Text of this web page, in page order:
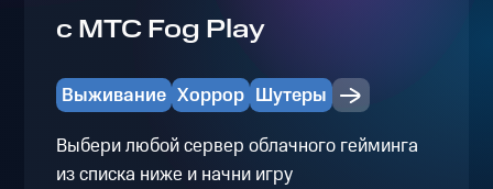
с МТС Fog Play
Выживание Хоррор Шутеры
Выбери любой сервер облачного гейминга
из списка ниже и начни игру